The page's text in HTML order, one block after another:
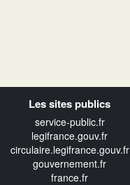
Les sites publics
service-public.fr
legifrance.gouv.fr
circulaire.legifrance.gouv.fr
gouvernement.fr
france.fr